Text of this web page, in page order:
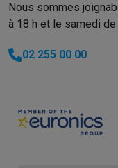
Nous sommes
à 18 h et le samedi de
02 255 00 00